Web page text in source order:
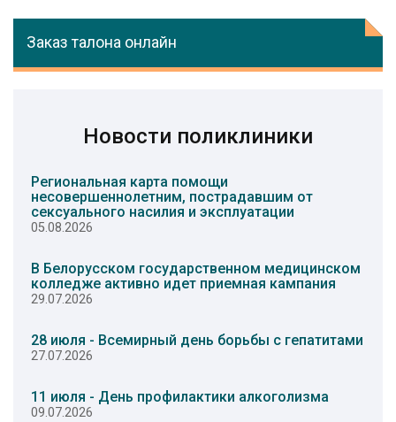
Заказ талона онлайн
Новости поликлиники
Региональная карта помощи
несовершеннолетним, пострадавшим от
сексуального насилия и эксплуатации
05.08.2026
В Белорусском государственном медицинском
колледже активно идет приемная кампания
29.07.2026
28 июля - Всемирный день борьбы с гепатитами
27.07.2026
11 июля - День профилактики алкоголизма
09.07.2026